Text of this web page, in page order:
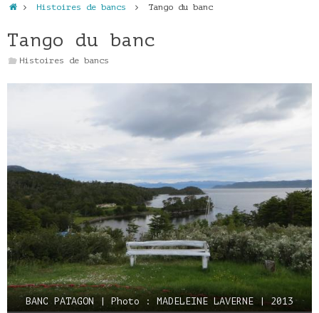
AccueilHistoires de bancs Tango du banc
Tango du banc
Histoires de bancs
BANC PATAGON | Photo : MADELEINE LAVERNE | 2013